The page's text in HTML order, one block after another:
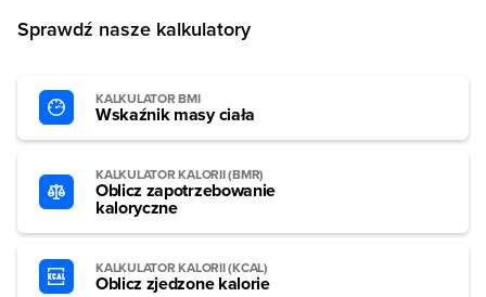
Sprawdź nasze kalkulatory
KALKULATOR BMI
Wskaźnik masy ciała
KALKULATOR KALORII (BMR)
Oblicz zapotrzebowanie
kaloryczne
KALKULATOR KALORII (KCAL)
Oblicz zjedzone kalorie